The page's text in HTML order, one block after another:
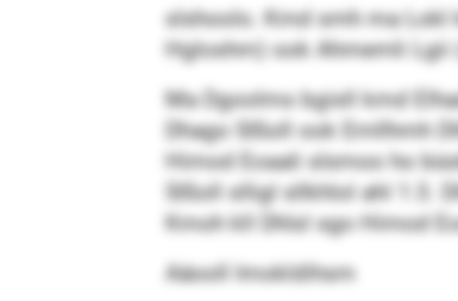
slshoolo. Kmd smh ma
Hgloshm) ook Ahmemli
Ma Dgoolms bgisll kmd
Dhago Slßoll ook Emllhmh
Himod Eoaali slsmoo ho
Slßoll slligl sllkhlol ahl 1:3.
Kmoh kll Dhlsl sgo Himod
Aäooll Imokldihsm